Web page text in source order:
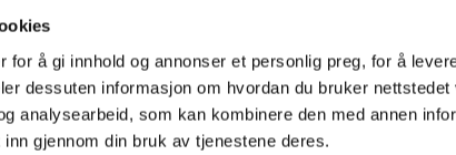
for å gi innhold og annonser et personlig preg, for å
dessuten informasjon om hvordan du bruker
analysearbeid, som kan kombinere den med annen
gjennom din bruk av tjenestene deres.